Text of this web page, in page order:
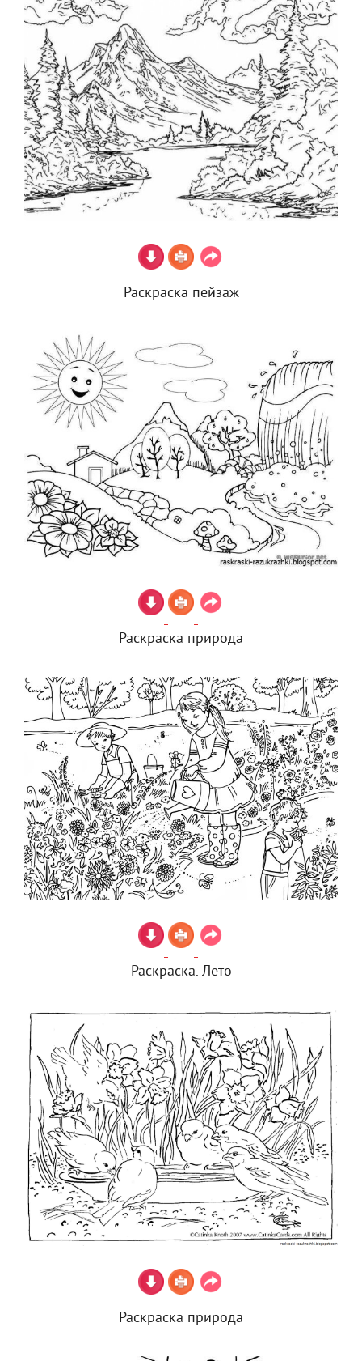
Раскраска пейзаж
Раскраска природа
Раскраска. Лето
Раскраска природа